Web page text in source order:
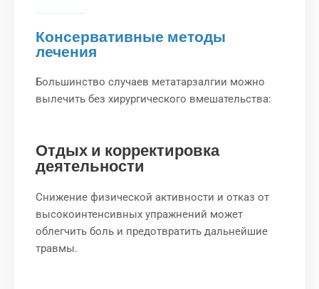
Консервативные методы
лечения
Большинство случаев метатарзалгии можно
вылечить без хирургического вмешательства:
Отдых и корректировка
деятельности
Снижение физической активности и отказ от
высокоинтенсивных упражнений может
облегчить боль и предотвратить дальнейшие
травмы.